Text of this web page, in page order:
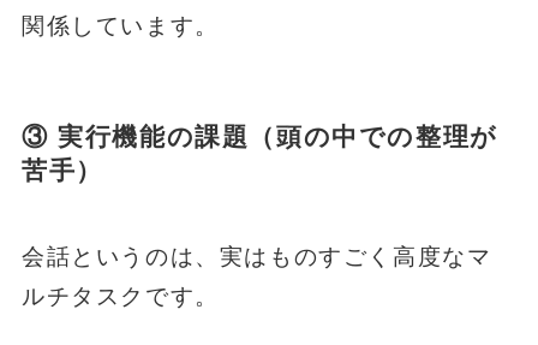
関係しています。
③ 実行機能の課題（頭の中での整理が
苦手）
会話というのは、実はものすごく高度なマ
ルチタスクです。